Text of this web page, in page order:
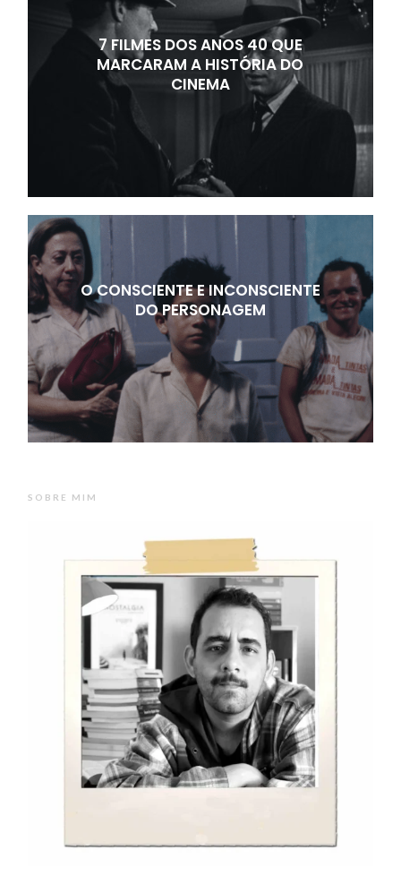
7 FILMES DOS ANOS 40 QUE
MARCARAM A HISTÓRIA DO
CINEMA
O CONSCIENTE E INCONSCIENTE
DO PERSONAGEM
SOBRE MIM